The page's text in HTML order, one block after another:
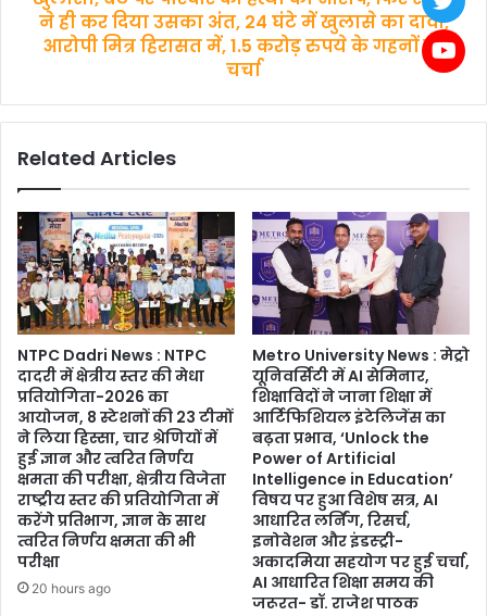
जमीनी
हकीकत
करीब
से
परखा,
सीईओ
एनजी
रवि
कुमार
ने
बताया
—
जमीन
अधिग्रहण
का
उद्देश्य
सिर्फ
विकास
नहीं,
रोजगार
भी
दोस्ती
हत्याकांड
सनसनीखेज
बेटे
पर
परिवार
की
हत्या
का
आरोप,
फिर
साथी
ने
ही
कर
दिया
उसका
अंत,
24
घंटे
में
ने ही कर दिया उसका अंत, 24 घंटे में खुलासे का दावा,
आरोपी मित्र हिरासत में, 1.5 करोड़ रुपये के गहनों की
चर्चा
Related Articles
NTPC Dadri News : NTPC
दादरी में क्षेत्रीय स्तर की मेधा
प्रतियोगिता-2026 का
आयोजन, 8 स्टेशनों की 23 टीमों
ने लिया हिस्सा, चार श्रेणियों में
हुई ज्ञान और त्वरित निर्णय
क्षमता की परीक्षा, क्षेत्रीय विजेता
राष्ट्रीय स्तर की प्रतियोगिता में
करेंगे प्रतिभाग, ज्ञान के साथ
त्वरित निर्णय क्षमता की भी
परीक्षा
20 hours ago
Metro University News : मेट्रो
यूनिवर्सिटी में AI सेमिनार,
शिक्षाविदों ने जाना शिक्षा में
आर्टिफिशियल इंटेलिजेंस का
बढ़ता प्रभाव, ‘Unlock the
Power of Artificial
Intelligence in Education’
विषय पर हुआ विशेष सत्र, AI
आधारित लर्निंग, रिसर्च,
इनोवेशन और इंडस्ट्री-
अकादमिया सहयोग पर हुई चर्चा,
AI आधारित शिक्षा समय की
जरूरत- डॉ. राजेश पाठक